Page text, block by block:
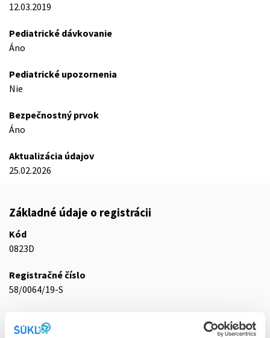
12.03.2019
Pediatrické dávkovanie
Áno
Pediatrické upozornenia
Nie
Bezpečnostný prvok
Áno
Aktualizácia údajov
25.02.2026
Základné údaje o registrácii
Kód
0823D
Registračné číslo
58/0064/19-S
tbl flm 98x10 mg/320 mg/25 mg (blis.OPA/Al/PVC/Al-